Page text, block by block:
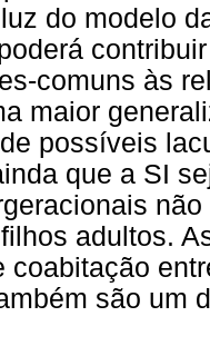
do modelo
comuns às
maior
possíveis
que a SI
adultos.
coabitação
são um